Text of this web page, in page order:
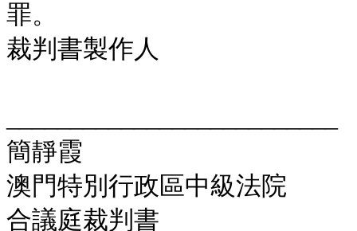
罪。
裁判書製作人
簡靜霞
澳門特別行政區中級法院
合議庭裁判書